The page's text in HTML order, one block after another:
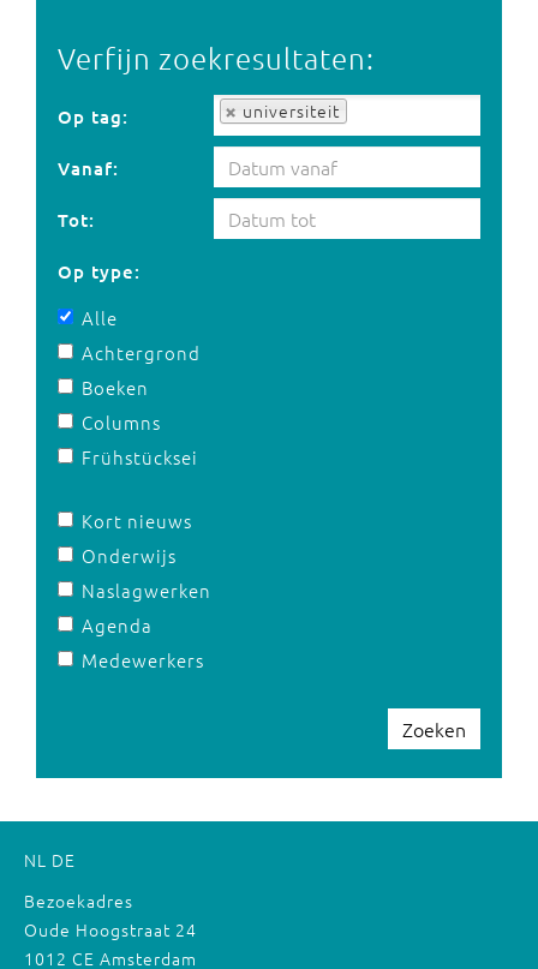
Verfijn zoekresultaten:
Op tag: universiteit
Op tag:
Vanaf:
Tot:
Op type:
Alle
Achtergrond
Boeken
Columns
Frühstücksei
Kort nieuws
Onderwijs
Naslagwerken
Agenda
Medewerkers
Zoeken
NL DE
Bezoekadres
Oude Hoogstraat 24
1012 CE Amsterdam